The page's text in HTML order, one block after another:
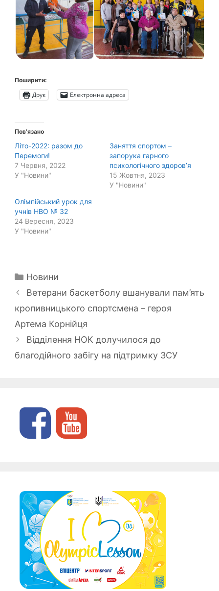
Поширити:
Друк Електронна адреса
Пов’язано
Літо-2022: разом до
Перемоги!
7 Червня, 2022
У "Новини"
Заняття спортом –
запорука гарного
психологічного здоров’я
15 Жовтня, 2023
У "Новини"
Олімпійський урок для
учнів НВО № 32
24 Вересня, 2023
У "Новини"
Категорії
Новини
Ветерани баскетболу вшанували пам’ять
кропивницького спортсмена – героя
Артема Корнійця
Відділення НОК долучилося до
благодійного забігу на підтримку ЗСУ